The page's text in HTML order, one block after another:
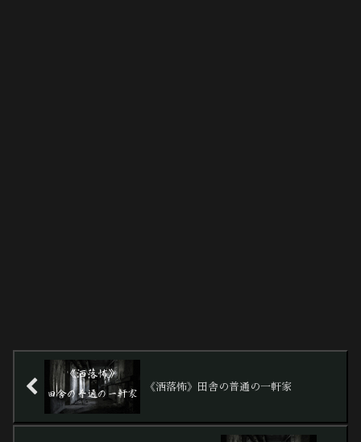
《洒落怖》田舎の普通の一軒家